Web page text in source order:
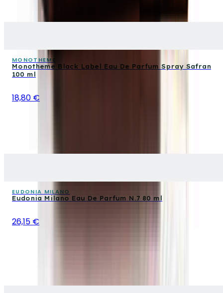
MONOTHEME
Monotheme Black Label Eau De Parfum Spray Safran
100 ml
18,80 €
EUDONIA MILANO
Eudonia Milano Eau De Parfum N.7 80 ml
26,15 €